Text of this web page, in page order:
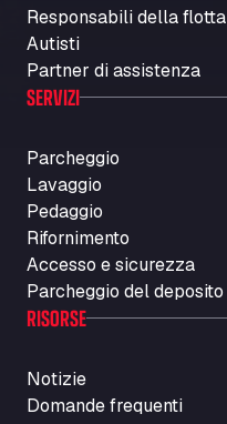
Responsabili della flotta
Autisti
Partner di assistenza
SERVIZI
Parcheggio
Lavaggio
Pedaggio
Rifornimento
Accesso e sicurezza
Parcheggio del deposito
RISORSE
Notizie
Domande frequenti